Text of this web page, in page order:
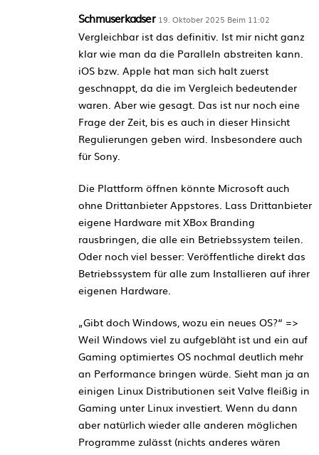
Schmuserkadser 19. Oktober 2025 Beim 11:02
Vergleichbar ist das definitiv. Ist mir nicht ganz
klar wie man da die Paralleln abstreiten kann.
iOS bzw. Apple hat man sich halt zuerst
geschnappt, da die im Vergleich bedeutender
waren. Aber wie gesagt. Das ist nur noch eine
Frage der Zeit, bis es auch in dieser Hinsicht
Regulierungen geben wird. Insbesondere auch
für Sony.
Die Plattform öffnen könnte Microsoft auch
ohne Drittanbieter Appstores. Lass Drittanbieter
eigene Hardware mit XBox Branding
rausbringen, die alle ein Betriebssystem teilen.
Oder noch viel besser: Veröffentliche direkt das
Betriebssystem für alle zum Installieren auf ihrer
eigenen Hardware.
„Gibt doch Windows, wozu ein neues OS?“ =>
Weil Windows viel zu aufgebläht ist und ein auf
Gaming optimiertes OS nochmal deutlich mehr
an Performance bringen würde. Sieht man ja an
einigen Linux Distributionen seit Valve fleißig in
Gaming unter Linux investiert. Wenn du dann
aber natürlich wieder alle anderen möglichen
Programme zulässt (nichts anderes wären